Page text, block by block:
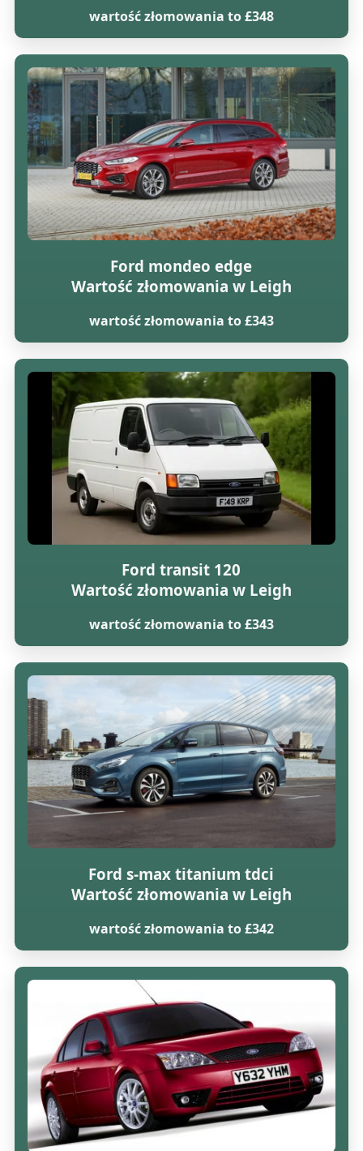
wartość złomowania to £348
Ford mondeo edge
Wartość złomowania w Leigh
wartość złomowania to £343
Ford transit 120
Wartość złomowania w Leigh
wartość złomowania to £343
Ford s-max titanium tdci
Wartość złomowania w Leigh
wartość złomowania to £342